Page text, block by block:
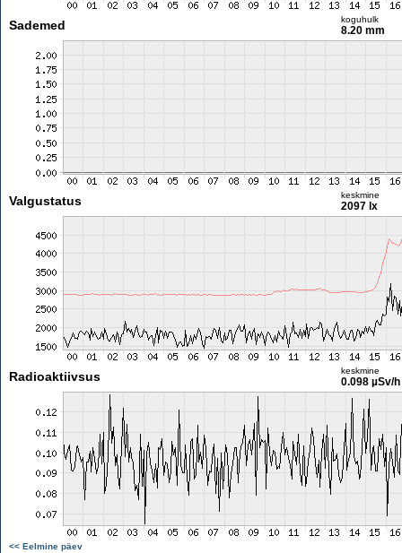
Sademed koguhulk
8.20 mm
Valgustatus keskmine
2097 lx
Radioaktiivsus keskmine
0.098 µSv/h
<< Eelmine päev